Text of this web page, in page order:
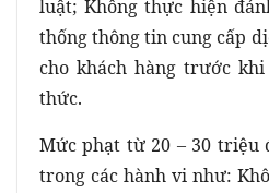
luật; Không thực hiện
thống thông tin cung cấp
cho khách hàng trước
thức.
Mức phạt từ 20 – 30 triệu
trong các hành vi như: